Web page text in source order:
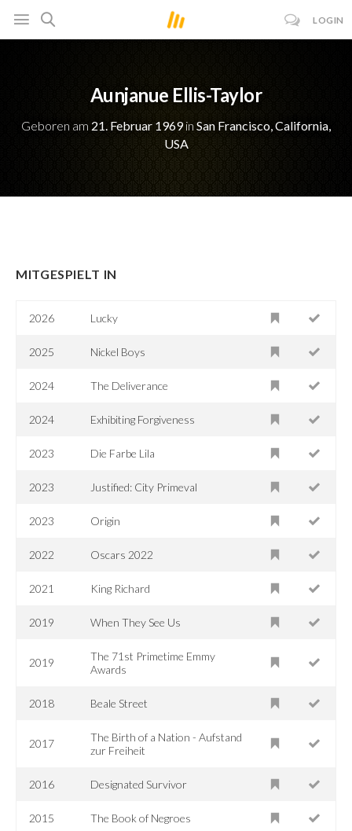
LOGIN
Aunjanue Ellis-Taylor
Geboren am 21. Februar 1969in San Francisco, California,
USA
MITGESPIELT IN
2026 Lucky
2025 Nickel Boys
2024 The Deliverance
2024 Exhibiting Forgiveness
2023 Die Farbe Lila
2023 Justified: City Primeval
2023 Origin
2022 Oscars 2022
2021 King Richard
2019 When They See Us
2019
The 71st Primetime Emmy
Awards
2018 Beale Street
2017
The Birth of a Nation - Aufstand
zur Freiheit
2016 Designated Survivor
2015 The Book of Negroes